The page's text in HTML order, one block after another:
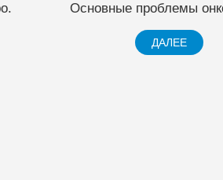
проекте
ДАЛЕЕ